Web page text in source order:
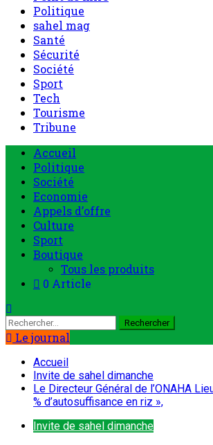
Politique
sahel mag
Santé
Sécurité
Société
Sport
Tech
Tourisme
Tribune
Menu
principal
Accueil
Politique
Société
Economie
Appels d’offre
Culture
Sport
Boutique
Tous les produits
0 Article
Rechercher :
Le journal
Accueil
Invite de sahel dimanche
Le Directeur Général de l’ONAHA
% d’autosuffisance en riz »,
Invite de sahel dimanche